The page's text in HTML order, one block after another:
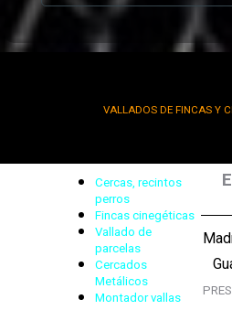
VALLADOS DE FINCAS Y
Cercas, recintos
perros
Fincas cinegéticas
Vallado de
parcelas
Cercados
Metálicos
Montador vallas